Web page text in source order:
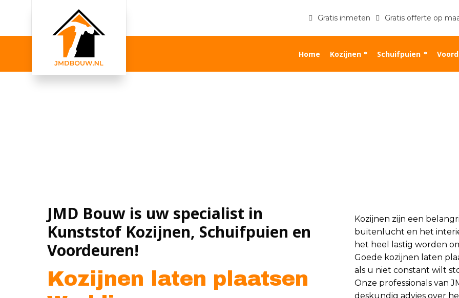
Gratis inmeten Gratis offerte op
Home Kozijnen Schuifpuien
JMD Bouw is uw specialist in
Kunststof Kozijnen, Schuifpuien en
Voordeuren!
Kozijnen laten plaatsen
Kozijnen zijn een
buitenlucht en het
het heel lastig worden
Goede kozijnen laten
als u niet constant wilt
Onze professionals van
deskundig advies over